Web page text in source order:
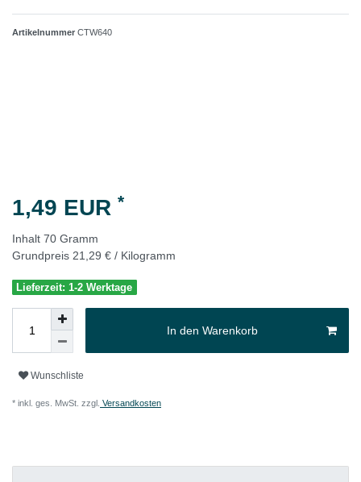
Artikelnummer CTW640
1,49 EUR *
Inhalt 70 Gramm
Grundpreis 21,29 € / Kilogramm
Lieferzeit: 1-2 Werktage
In den Warenkorb
Wunschliste
* inkl. ges. MwSt. zzgl. Versandkosten